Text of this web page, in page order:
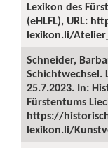
Lexikon des
(eHLFL), URL:
lexikon.li/
Schneider,
Schichtwechsel.
25.7.2023. In:
Fürstentums
https://
lexikon.li/